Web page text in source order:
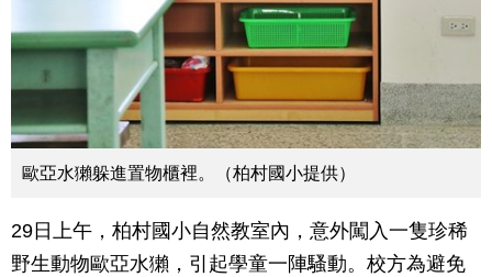
歐亞水獺躲進置物櫃裡。（柏村國小提供）
29日上午，柏村國小自然教室內，意外闖入一隻珍稀
野生動物歐亞水獺，引起學童一陣騷動。校方為避免